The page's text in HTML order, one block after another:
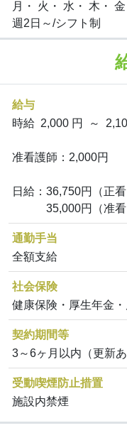
月・ 火・ 水・ 木・
週2日～/シフト制
給与
時給 2,000 円 ～
准看護師：2,000円
日給：36,750円（正看
35,000円（准
通勤手当
全額支給
社会保険
健康保険・厚生年金
契約期間等
3～6ヶ月以内（更新あ
受動喫煙防止措置
施設内禁煙